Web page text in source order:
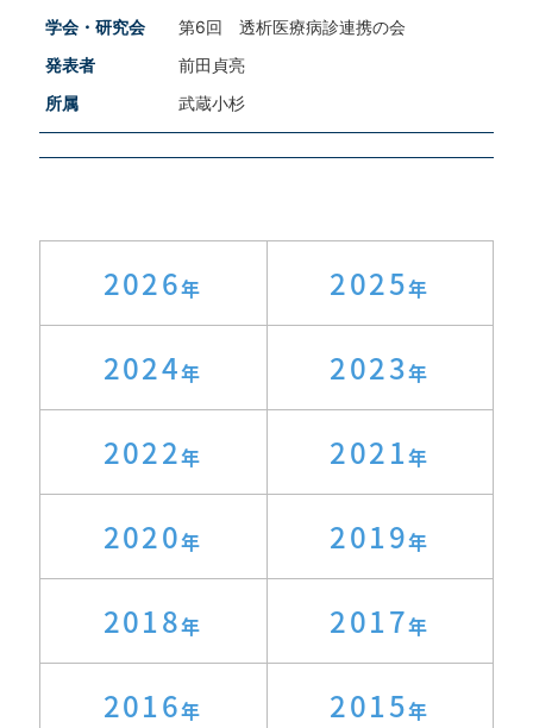
学会・研究会
第6回 透析医療病診連携の会
発表者
前田貞亮
所属
武蔵小杉
2026 2025
2024 2023
2022 2021
2020 2019
2018 2017
2016 2015